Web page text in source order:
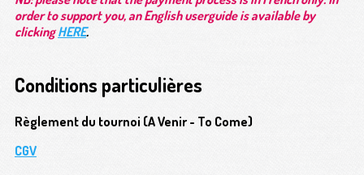
order to support you, an English userguide is available by
clickingHERE.
Conditions particulières
Règlement du tournoi (A Venir - To Come)
CGV